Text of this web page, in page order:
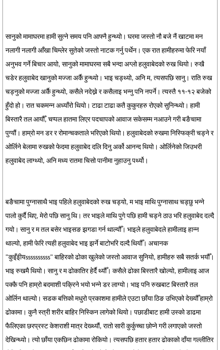
सानुको मामाघरमा हामी सुत्ने समय पनि आफ्नै हुन्थ्यो। घरमा जस्तो नौ बजे नैं खाटमा मन
नलागी नलागी आँखा चिम्लेर सुतेको जस्तो नाटक गर्नु पर्थेन। एक रात हामीहरुमा फेरि नयाँ
अनुभव गर्ने बिचार आयो, सानुको मामाघरमा सबै भन्दा अग्लो हलुवाबेदको रुख थियो। रुखै
चडेर हलुवाबेद खानुको मज्जा अर्कै हुन्थ्यो। भाइ चड्थ्यो, अनि म, त्यसपछि सानु। राति रुख
चड्नुको मज्जा अर्कै हुन्थ्यो, कसैले नदेख्ने र कसैलाइ भन्नु पनि नपर्ने। त्यस्तै ११-१२ बजेको
हुँदो हो। रात चकमन्न अध्याँरो थियो। टाढा टाढा कतै कुकुरहरु रोएको सुनिन्थ्यो। हामी
बिस्तारै तल आयौँ, चप्पल हातमा लिएर पदचापको आवाज सकेसम्म नआउने गरी बङैचामा
पुग्यौं। हाम्रो मन डर र रोमान्चकताले भरिएको थियो। हलुवाबेदको रुखमा निस्फिक्री चड्ने र
ओर्लिने बेलामा रुखको फेदमा हलुवाबेद दलि दिनु अर्को आनन्द थियो। ओर्लिनेको जिउभरी
हलुवाबेद लाग्थ्यो, अनि मध्य रातमा चिसो पानीमा नुहाउनु पर्थ्यो।
बङैचामा पुग्नासाथै भाइ पहिले हलुवाबेदको रुख चड्यो, म भाइ माथि पुग्नासाथ चड्छु भन्ने
पालो कुर्दै थिए, मेरो पछि सानु थि। तर भाइले माथि पुगे पछि हामी चड्ने ठाउ भरि हलुवाबेद दल्दै
गयो। सानु र म तल बसेर भाइसङ झगडा गर्न थाल्यौँ। भाइले हलुवाबेदले हामीलाइ हान्न
थाल्यो, हामी फेरि त्यही हलुवाबेद भाइ झर्ने बाटोभरि दल्दै थियौँ। अचानक
"कुइँइीयssssssssss" बाहिरको ढोका खुलेको जस्तो आवाज सुनियो, हामीहरु सबै सतर्क भयौँ।
भाइ रुखमै थियो। सानु र म ढोकातिर हेर्दै थ्यौँ। कसैले ढोका बिस्तारै खोल्यो, हामीलाइ आज
पक्कै पनि हाम्रो बदमाशी पक्रिने भयो भन्ने डर लाग्यो। भाइ पनि रुखबाट बिस्तारै तल
ओर्लिन थाल्यो। सडक बत्तिको मधुरो प्रकाशमा हामीले एउटा छाँया ठिङ उभिएको देख्यौँ हाम्रो
ढोकामा। कुनै स्त्री शरीर बाहिर निस्किन लागेको थियो। पछाडीबाट हामी उस्को डाढमा
फैलिएका छरप्रस्ट केशराशी मात्र देख्थ्यौं, रातो सारी कुर्कुच्चा छोप्ने गरी लगाएको जस्तो
देखिन्थ्यो। त्यो छाँया एकछिन ढोकामा रोकियो। त्यसपछि हतार हतार ढोकाको दाँया गल्लीतिर